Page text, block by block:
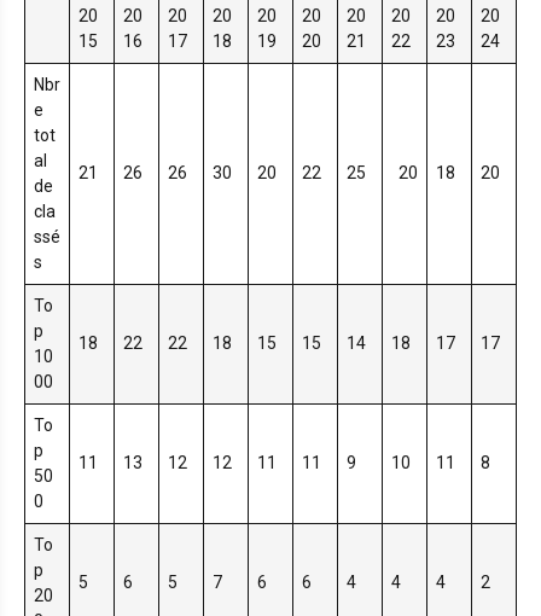
20
15
20
16
20
17
20
18
20
19
20
20
20
21
20
22
20
23
20
24
Nbr
e
tot
al
de
cla
ssé
s
21 26 26 30 20 22 25 20 18 20
To
p
10
00
18 22 22 18 15 15 14 18 17 17
To
p
50
0
11 13 12 12 11 11 9 10 11 8
To
p
20
5 6 5 7 6 6 4 4 4 2